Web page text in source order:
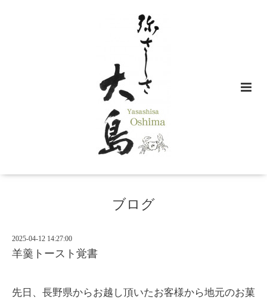
ブログ
2025-04-12 14:27:00
羊羹トースト覚書
先日、長野県からお越し頂いたお客様から地元のお菓